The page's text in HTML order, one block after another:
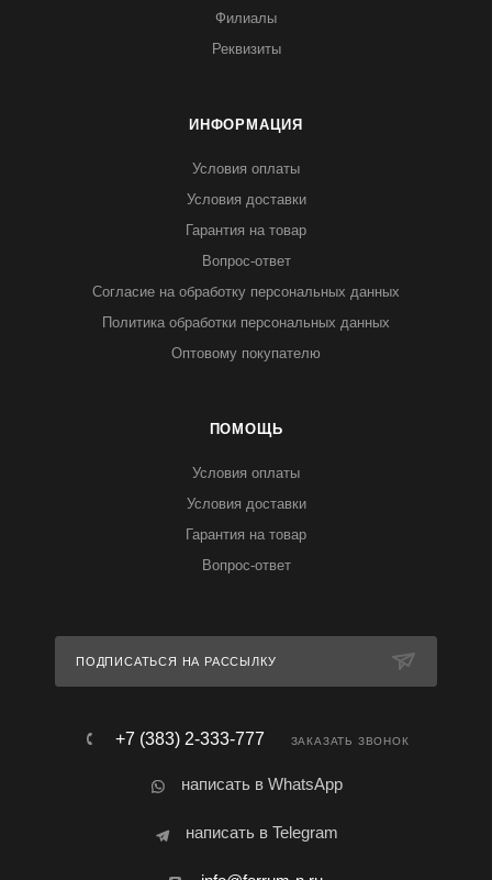
Филиалы
Реквизиты
ИНФОРМАЦИЯ
Условия оплаты
Условия доставки
Гарантия на товар
Вопрос-ответ
Согласие на обработку персональных данных
Политика обработки персональных данных
Оптовому покупателю
ПОМОЩЬ
Условия оплаты
Условия доставки
Гарантия на товар
Вопрос-ответ
ПОДПИСАТЬСЯ НА РАССЫЛКУ
+7 (383) 2-333-777 ЗАКАЗАТЬ ЗВОНОК
написать в WhatsApp
написать в Telegram